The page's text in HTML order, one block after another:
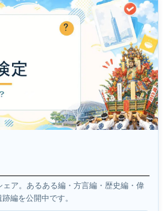
ア。あるある編・方言編・歴史編・偉
編を公開中です。